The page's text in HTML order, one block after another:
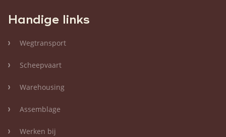
Handige links
Wegtransport
Scheepvaart
Warehousing
Assemblage
Werken bij